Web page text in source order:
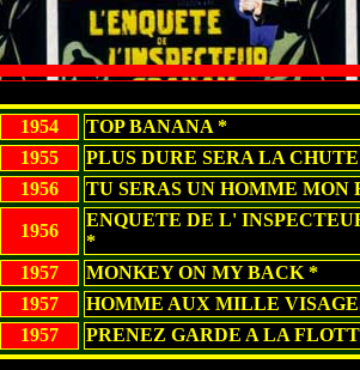
1954
TOP BANANA *
1955
PLUS DURE SERA LA
1956
TU SERAS UN HOMME MON
1956
ENQUETE DE L'
*
1957
MONKEY ON MY BACK *
1957
HOMME AUX MILLE
1957
PRENEZ GARDE A LA